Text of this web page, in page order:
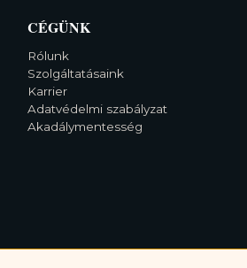
CÉGÜNK
Rólunk
Szolgáltatásaink
Karrier
Adatvédelmi szabályzat
Akadálymentesség